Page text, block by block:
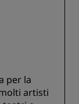
per la
artisti